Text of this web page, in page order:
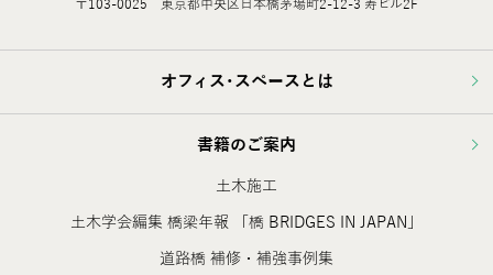
〒103-0025 東京都中央区日本橋茅場町2-12-3 寿ビル2F
オフィス･スペースとは
書籍のご案内
土木施工
土木学会編集 橋梁年報 「橋 BRIDGES IN JAPAN」
道路橋 補修・補強事例集